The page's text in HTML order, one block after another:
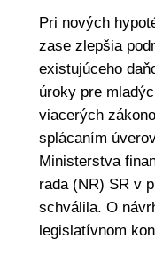
Pri nových
zase zlepšia
existujúceho
úroky pre
viacerých
splácaním
Ministerstva
rada (NR) SR v
schválila. O
legislatívnom